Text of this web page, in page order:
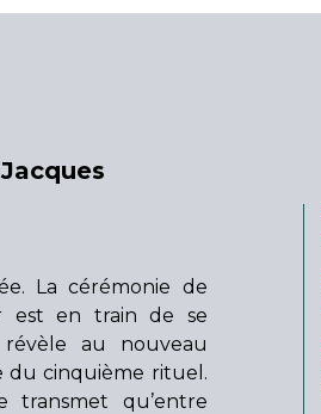
La cérémonie de
est en train de se
au nouveau
du cinquième rituel.
transmet qu’entre